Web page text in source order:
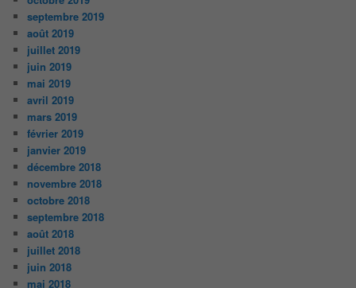
septembre 2019
août 2019
juillet 2019
juin 2019
mai 2019
avril 2019
mars 2019
février 2019
janvier 2019
décembre 2018
novembre 2018
octobre 2018
septembre 2018
août 2018
juillet 2018
juin 2018
mai 2018